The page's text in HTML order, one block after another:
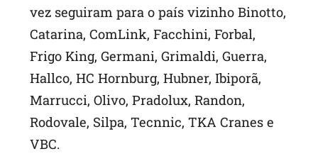
vez seguiram para o país vizinho Binotto,
Catarina, ComLink, Facchini, Forbal,
Frigo King, Germani, Grimaldi, Guerra,
Hallco, HC Hornburg, Hubner, Ibiporã,
Marrucci, Olivo, Pradolux, Randon,
Rodovale, Silpa, Tecnnic, TKA Cranes e
VBC.